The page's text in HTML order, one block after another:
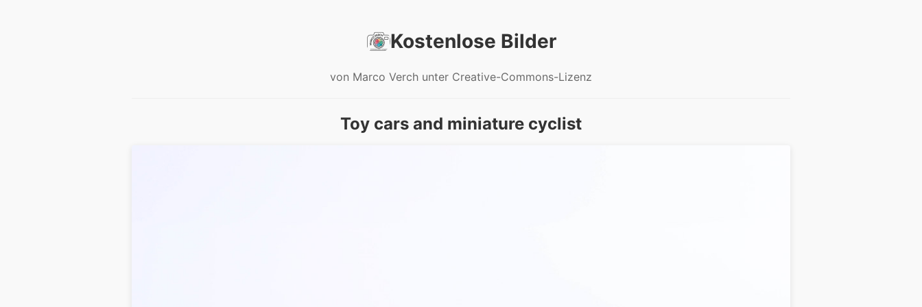
Kostenlose Bilder
von Marco Verch unter Creative-Commons-Lizenz
Toy cars and miniature cyclist